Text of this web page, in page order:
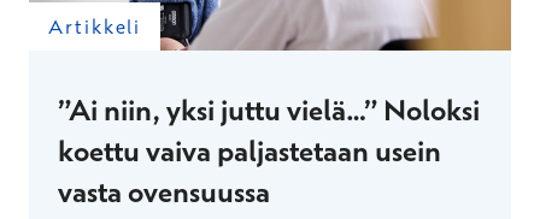
Artikkeli
”Ai niin, yksi juttu vielä…” Noloksi
koettu vaiva paljastetaan usein
vasta ovensuussa